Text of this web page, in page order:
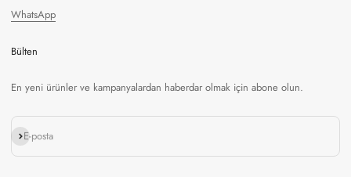
Bülten
En yeni ürünler ve kampanyalardan haberdar olmak için abone olun.
E-posta
Abone ol
WhatsApp